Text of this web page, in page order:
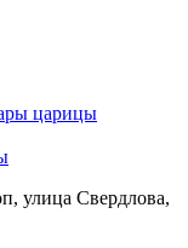
улица Свердлова,